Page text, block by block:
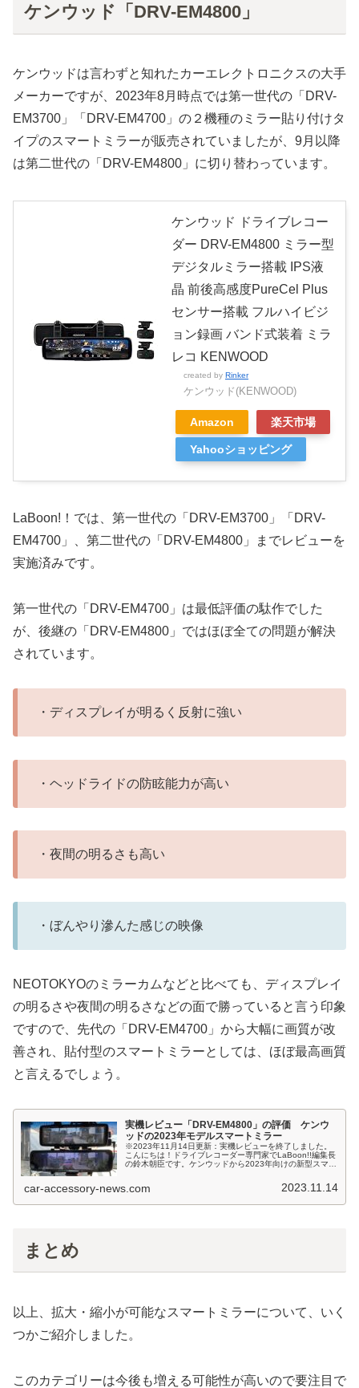
ケンウッド「DRV-EM4800」
ケンウッドは言わずと知れたカーエレクトロニクスの大手
メーカーですが、2023年8月時点では第一世代の「DRV-
EM3700」「DRV-EM4700」の２機種のミラー貼り付けタ
イプのスマートミラーが販売されていましたが、9月以降
は第二世代の「DRV-EM4800」に切り替わっています。
ケンウッド ドライブレコー
ダー DRV-EM4800 ミラー型
デジタルミラー搭載 IPS液
晶 前後高感度PureCel Plus
センサー搭載 フルハイビジ
ョン録画 バンド式装着 ミラ
レコ KENWOOD
created by Rinker
ケンウッド(KENWOOD)
Amazon 楽天市場
Yahooショッピング
LaBoon!！では、第一世代の「DRV-EM3700」「DRV-
EM4700」、第二世代の「DRV-EM4800」までレビューを
実施済みです。
第一世代の「DRV-EM4700」は最低評価の駄作でした
が、後継の「DRV-EM4800」ではほぼ全ての問題が解決
されています。
・ディスプレイが明るく反射に強い
・ヘッドライドの防眩能力が高い
・夜間の明るさも高い
・ぼんやり滲んた感じの映像
NEOTOKYOのミラーカムなどと比べても、ディスプレイ
の明るさや夜間の明るさなどの面で勝っていると言う印象
ですので、先代の「DRV-EM4700」から大幅に画質が改
善され、貼付型のスマートミラーとしては、ほぼ最高画質
と言えるでしょう。
実機レビュー「DRV-EM4800」の評価 ケンウ
ッドの2023年モデルスマートミラー
※2023年11月14日更新：実機レビューを終了しました。
こんにちは！ドライブレコーダー専門家でLaBoon!!編集長
の鈴木朝臣です。ケンウッドから2023年向けの新型スマー
car-accessory-news.com 2023.11.14
まとめ
以上、拡大・縮小が可能なスマートミラーについて、いく
つかご紹介しました。
このカテゴリーは今後も増える可能性が高いので要注目で